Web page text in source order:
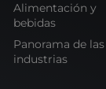
Alimentación y
bebidas
Panorama de las
industrias